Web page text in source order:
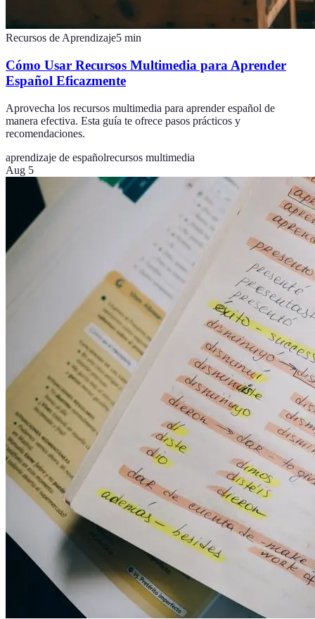
Recursos de Aprendizaje5 min
Cómo Usar Recursos Multimedia para Aprender
Español Eficazmente
Aprovecha los recursos multimedia para aprender español de
manera efectiva. Esta guía te ofrece pasos prácticos y
recomendaciones.
aprendizaje de españolrecursos multimedia
Aug 5